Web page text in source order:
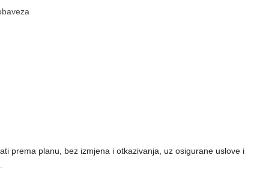
prema planu, bez izmjena i otkazivanja, uz osigurane uslove i